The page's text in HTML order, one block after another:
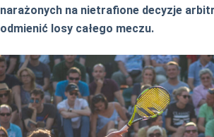
narażonych na nietrafione decyzje
odmienić losy całego meczu.